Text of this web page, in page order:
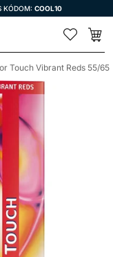
KÓDOM: COOL10
Touch Vibrant Reds 55/65